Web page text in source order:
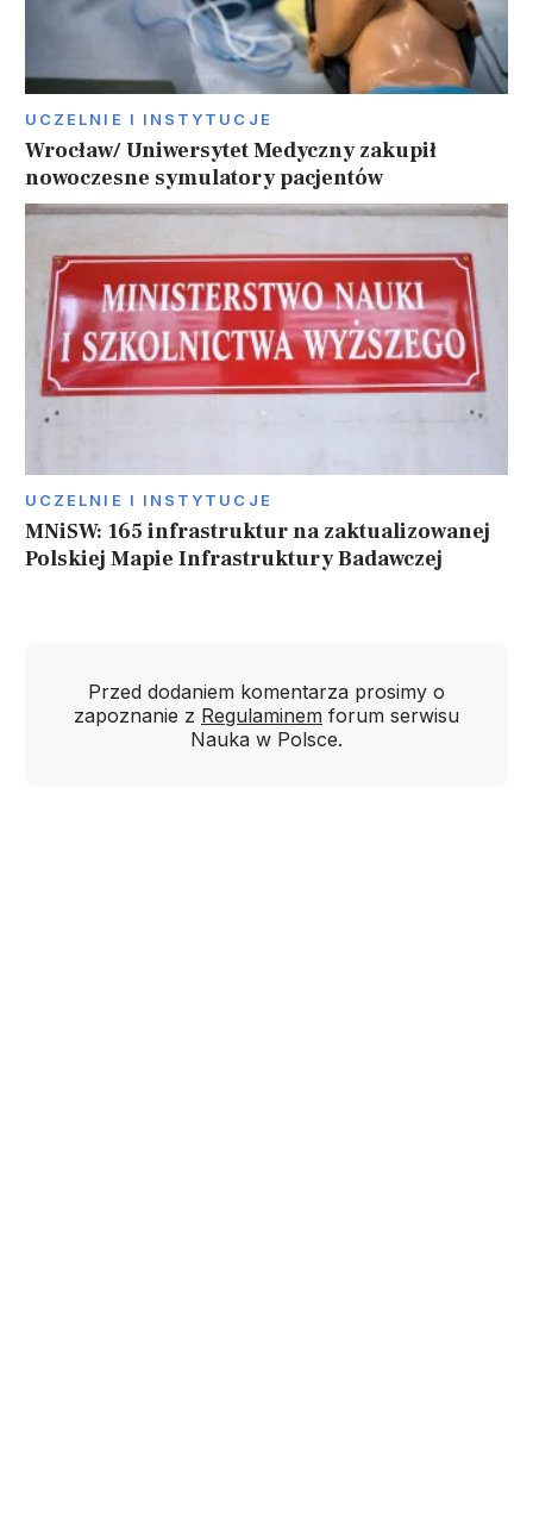
UCZELNIE I INSTYTUCJE
Wrocław/ Uniwersytet Medyczny zakupił
nowoczesne symulatory pacjentów
UCZELNIE I INSTYTUCJE
MNiSW: 165 infrastruktur na zaktualizowanej
Polskiej Mapie Infrastruktury Badawczej
Przed dodaniem komentarza prosimy o
zapoznanie z Regulaminem forum serwisu
Nauka w Polsce.